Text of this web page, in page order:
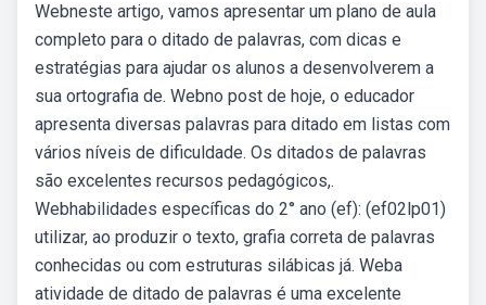
Webneste artigo, vamos apresentar um plano de aula
completo para o ditado de palavras, com dicas e
estratégias para ajudar os alunos a desenvolverem a
sua ortografia de. Webno post de hoje, o educador
apresenta diversas palavras para ditado em listas com
vários níveis de dificuldade. Os ditados de palavras
são excelentes recursos pedagógicos,.
Webhabilidades específicas do 2° ano (ef): (ef02lp01)
utilizar, ao produzir o texto, grafia correta de palavras
conhecidas ou com estruturas silábicas já. Weba
atividade de ditado de palavras é uma excelente